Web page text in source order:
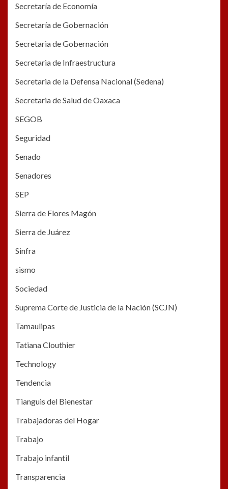
Secretaría de Economía
Secretaría de Gobernación
Secretaria de Gobernación
Secretaria de Infraestructura
Secretaria de la Defensa Nacional (Sedena)
Secretaria de Salud de Oaxaca
SEGOB
Seguridad
Senado
Senadores
SEP
Sierra de Flores Magón
Sierra de Juárez
Sinfra
sismo
Sociedad
Suprema Corte de Justicia de la Nación (SCJN)
Tamaulipas
Tatiana Clouthier
Technology
Tendencia
Tianguis del Bienestar
Trabajadoras del Hogar
Trabajo
Trabajo infantil
Transparencia